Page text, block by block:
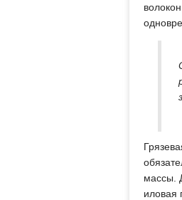
массы.
иловая